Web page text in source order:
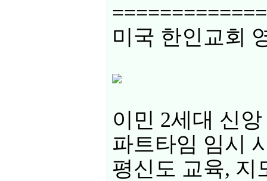
미국 한인교회
이민 2세대 신
파트타임 임시
평신도 교육, 지